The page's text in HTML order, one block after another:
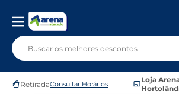
RetiradaConsultar Horários
Loja